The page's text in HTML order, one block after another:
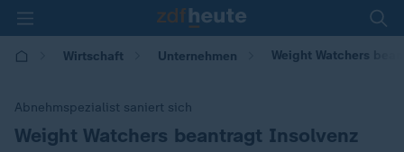
Wirtschaft Unternehmen Weight Watchers
Abnehmspezialist saniert sich
:
Weight Watchers beantragt Insolvenz